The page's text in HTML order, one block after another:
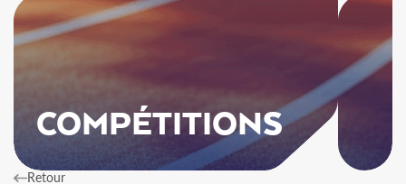
COMPÉTITIONS
Retour